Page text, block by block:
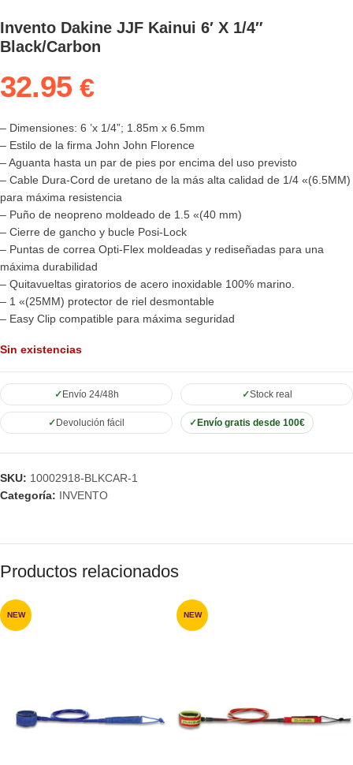
Invento Dakine JJF Kainui 6′ X 1/4″
Black/Carbon
32.95€
– Dimensiones: 6 ’x 1/4”; 1.85m x 6.5mm
– Estilo de la firma John John Florence
– Aguanta hasta un par de pies por encima del uso previsto
– Cable Dura-Cord de uretano de la más alta calidad de 1/4 «(6.5MM)
para máxima resistencia
– Puño de neopreno moldeado de 1.5 «(40 mm)
– Cierre de gancho y bucle Posi-Lock
– Puntas de correa Opti-Flex moldeadas y rediseñadas para una
máxima durabilidad
– Quitavueltas giratorios de acero inoxidable 100% marino.
– 1 «(25MM) protector de riel desmontable
– Easy Clip compatible para máxima seguridad
Sin existencias
Envío 24/48h Stock real
Devolución fácil Envío gratis desde 100€
SKU: 10002918-BLKCAR-1
Categoría: INVENTO
Productos relacionados
NEW NEW